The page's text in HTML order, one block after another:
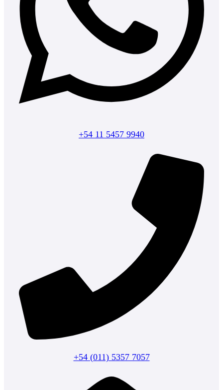
+54 11 5457 9940
+54 (011) 5357 7057